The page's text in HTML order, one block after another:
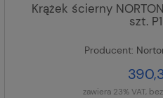
Krążek ścierny
szt.
Producent:
zawiera 23% VAT,